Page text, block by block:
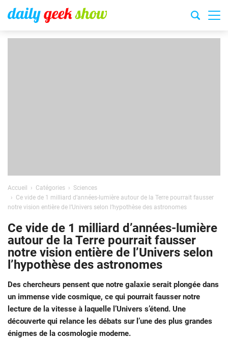
Accueil Catégories
Sciences
Ce vide de 1 milliard d’années-lumière autour de la Terre pourrait fausser
notre vision entière de l’Univers selon l’hypothèse des astronomes
Ce vide de 1 milliard d’années-lumière
autour de la Terre pourrait fausser
notre vision entière de l’Univers selon
l’hypothèse des astronomes
Des chercheurs pensent que notre galaxie serait plongée dans
un immense vide cosmique, ce qui pourrait fausser notre
lecture de la vitesse à laquelle l’Univers s’étend. Une
découverte qui relance les débats sur l’une des plus grandes
énigmes de la cosmologie moderne.